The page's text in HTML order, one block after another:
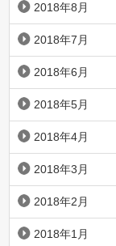
2018年8月
2018年7月
2018年6月
2018年5月
2018年4月
2018年3月
2018年2月
2018年1月